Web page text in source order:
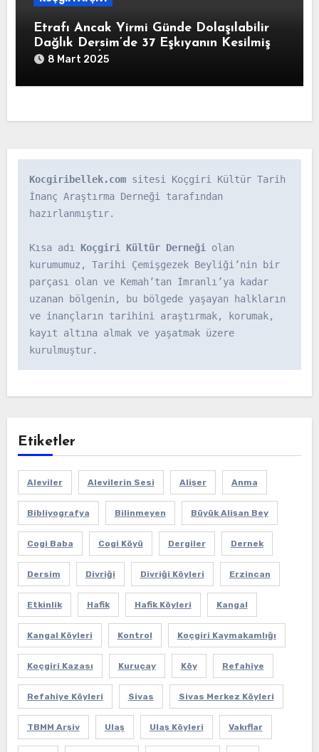
Etrafı Ancak Yirmi Günde Dolaşılabilir
Dağlık Dersim’de 37 Eşkıyanın Kesilmiş
Başlarının İstanbul’a Gönderildiğine
82/340325-02-1213/8 Ağustos 1798)
8 Mart 2025
Kocgiribellek.com sitesi Koçgiri Kültür Tarih
İnanç Araştırma Derneği tarafından
hazırlanmıştır.
Kısa adı Koçgiri Kültür Derneği olan
kurumumuz, Tarihi Çemişgezek Beyliği’nin bir
parçası olan ve Kemah’tan İmranlı’ya kadar
uzanan bölgenin, bu bölgede yaşayan halkların
ve inançların tarihini araştırmak, korumak,
kayıt altına almak ve yaşatmak üzere
kurulmuştur.
Etiketler
Aleviler Alevilerin Sesi Alişer Anma
Bibliyografya Bilinmeyen Büyük Alişan Bey
Cogi Baba Cogi Köyü Dergiler Dernek
Dersim Divriği Divriği Köyleri Erzincan
Etkinlik Hafik Hafik Köyleri Kangal
Kangal Köyleri Kontrol Koçgiri Kaymakamlığı
Koçgiri Kazası Kuruçay Köy Refahiye
Refahiye Köyleri Sivas Sivas Merkez Köyleri
TBMM Arşiv Ulaş Ulaş Köyleri Vakıflar